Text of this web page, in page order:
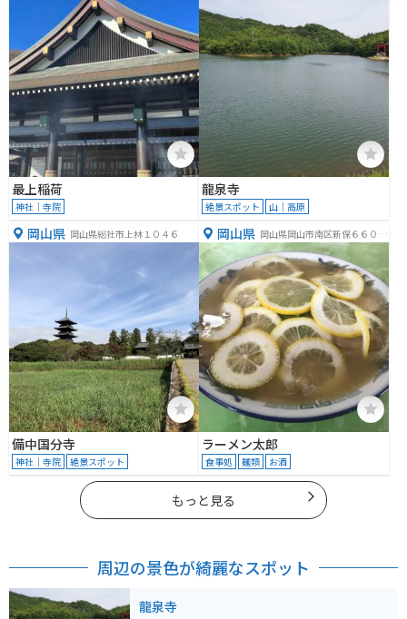
最上稲荷
神社｜寺院
龍泉寺
絶景スポット 山｜高原
岡山県 岡山県総社市上林１０４６
備中国分寺
神社｜寺院 絶景スポット
岡山県 岡山県岡山市南区新保６６０
−１０
ラーメン太郎
食事処 麺類 お酒
もっと見る
周辺の景色が綺麗なスポット
龍泉寺